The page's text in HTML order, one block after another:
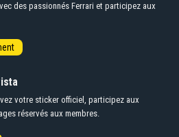
des passionnés Ferrari et participez aux
votre sticker officiel, participez aux
réservés aux membres.